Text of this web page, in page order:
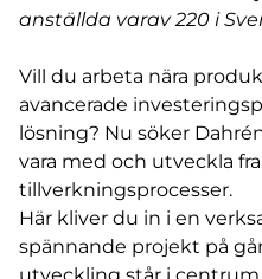
anställda varav 220 i
Vill du arbeta nära
avancerade
lösning? Nu söker
vara med och utveckla
tillverkningsprocesser.
Här kliver du in i en
spännande projekt på